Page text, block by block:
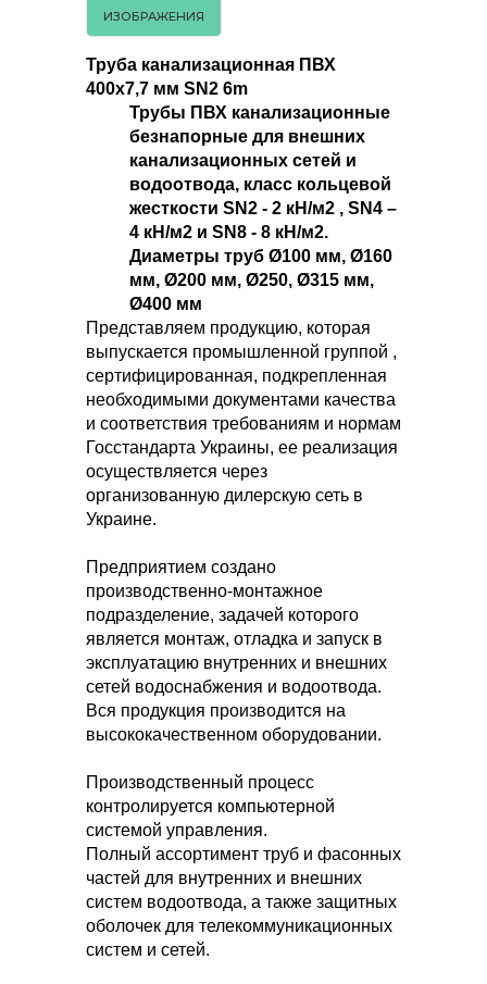
ИЗОБРАЖЕНИЯ
Труба канализационная ПВХ
400х7,7 мм SN2 6m
Трубы ПВХ канализационные
безнапорные для внешних
канализационных сетей и
водоотвода, класс кольцевой
жесткости SN2 - 2 кН/м2 , SN4 –
4 кН/м2 и SN8 - 8 кН/м2.
Диаметры труб Ø100 мм, Ø160
мм, Ø200 мм, Ø250, Ø315 мм,
Ø400 мм
Представляем продукцию, которая
выпускается промышленной группой ,
сертифицированная, подкрепленная
необходимыми документами качества
и соответствия требованиям и нормам
Госстандарта Украины, ее реализация
осуществляется через
организованную дилерскую сеть в
Украине.
Предприятием создано
производственно-монтажное
подразделение, задачей которого
является монтаж, отладка и запуск в
эксплуатацию внутренних и внешних
сетей водоснабжения и водоотвода.
Вся продукция производится на
высококачественном оборудовании.
Производственный процесс
контролируется компьютерной
системой управления.
Полный ассортимент труб и фасонных
частей для внутренних и внешних
систем водоотвода, а также защитных
оболочек для телекоммуникационных
систем и сетей.